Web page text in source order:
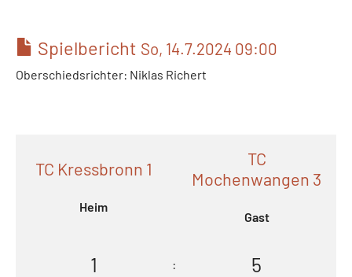
Spielbericht So, 14.7.2024 09:00
Oberschiedsrichter: Niklas Richert
TC Kressbronn 1
Heim
TC
Mochenwangen 3
Gast
1 : 5